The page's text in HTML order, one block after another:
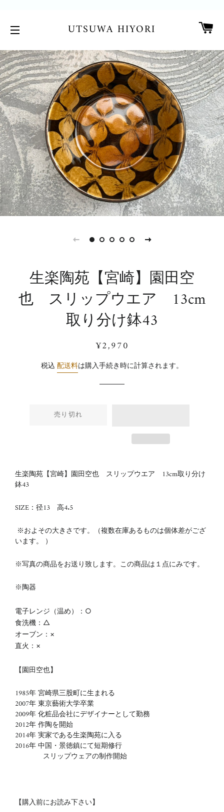
UTSUWA HIYORI
生楽陶苑【宮崎】園田空
也 スリップウエア 13cm
取り分け鉢43
通
価
販
価
¥2,970
税込 配送料は購入手続き時に計算されます。
売り切れ
生楽陶苑【宮崎】園田空也 スリップウエア 13cm取り分け
鉢43
SIZE：径13 高4.5
※およその大きさです。（複数在庫あるものは個体差がござ
います。 ）
※写真の商品をお送り致します。この商品は１点にみです。
※陶器
電子レンジ（温め）：○
食洗機：△
オーブン：×
直火：×
【園田空也】
1985年 宮崎県三股町に生まれる
2007年 東京藝術大学卒業
2009年 化粧品会社にデザイナーとして勤務
2012年 作陶を開始
2014年 実家である生楽陶苑に入る
2016年 中国・景徳鎮にて短期修行
スリップウェアの制作開始
【購入前にお読み下さい】